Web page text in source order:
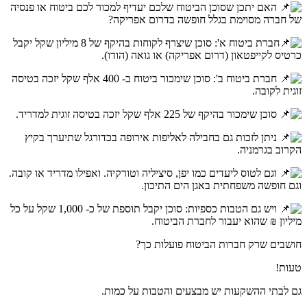
האם יתכן שסוכן הביטוח שלכם יעדיף למכור לכם ביטוח או פנסיה
של חברה מסוימת בגלל חופשה בדרום אפריקה?
חברת ביטוח א': סוכן שיצרף לקוחות בהיקף של 8 מיליון שקל יקבל
כרטיס לקייפטאון (דרום אפריקה) או גואה (הודו).
חברת ביטוח ב': סוכן שימכור ביטוח ב- 400 אלף שקל יזכה בטיסה
זוגית לקובה.
סוכן שימכור בהיקף של 225 אלף שקל יזכה בטיסה זוגית למדריד.
ניתן לזכות גם בחבילה לאליפות אירופה בכדורגל שתיערך בקיץ
הקרוב בגרמניה.
וגם לטוס ליעדים כמו יפן, סיציליה וטורקיה. ואפילו מדריד או קובה.
וגם חופשה משפחתית באגן הים התיכון.
ויש גם הטבות כספיות: סוכן יקבל תוספת של כ- 1,000 שקל על כל
מיליון ₪ שהוא יעבור לחברת הביטוח.
חושבים שרק חברות הביטוח פועלות כך?
טעות!
גם לבתי ההשקעות יש מבצעים והטבות על כמות.